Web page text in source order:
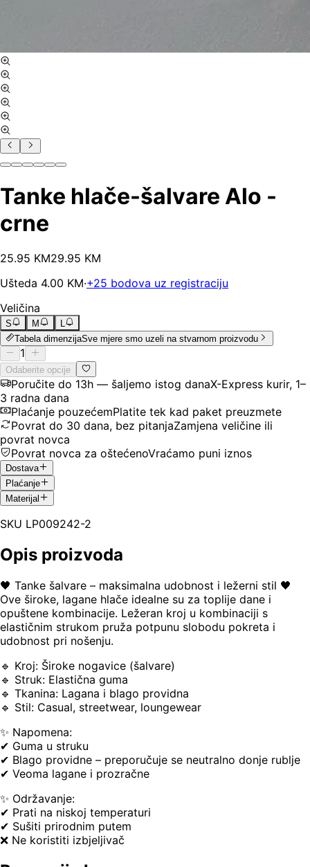
Tanke hlače-šalvare Alo -
crne
25.95 KM29.95 KM
Ušteda 4.00 KM·+25 bodova uz registraciju
Veličina
S M
L
Tabela dimenzijaSve mjere smo uzeli na stvarnom proizvodu
1
Odaberite opcije
Poručite do 13h — šaljemo istog danaX-Express kurir, 1–
3 radna dana
Plaćanje pouzećemPlatite tek kad paket preuzmete
Povrat do 30 dana, bez pitanjaZamjena veličine ili
povrat novca
Povrat novca za oštećenoVraćamo puni iznos
Dostava
Plaćanje
Materijal
SKU LP009242-2
Opis proizvoda
🖤 Tanke šalvare – maksimalna udobnost i ležerni stil 🖤
Ove široke, lagane hlače idealne su za toplije dane i
opuštene kombinacije. Ležeran kroj u kombinaciji s
elastičnim strukom pruža potpunu slobodu pokreta i
udobnost pri nošenju.
🔹 Kroj: Široke nogavice (šalvare)
🔹 Struk: Elastična guma
🔹 Tkanina: Lagana i blago providna
🔹 Stil: Casual, streetwear, loungewear
✨ Napomena:
✔ Guma u struku
✔ Blago providne – preporučuje se neutralno donje rublje
✔ Veoma lagane i prozračne
✨ Održavanje:
✔ Prati na niskoj temperaturi
✔ Sušiti prirodnim putem
❌ Ne koristiti izbjeljivač